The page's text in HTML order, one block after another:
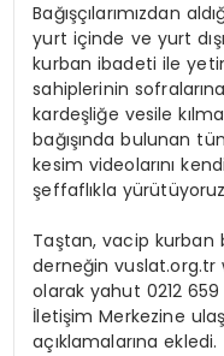
Bağışçılarımızdan
yurt içinde ve yurt
kurban ibadeti ile
sahiplerinin
kardeşliğe vesile
bağışında bulunan
kesim videolarını
şeffaflıkla
Taştan, vacip kurban
derneğin vuslat.org.tr
olarak yahut 0212
İletişim Merkezine
açıklamalarına ekledi.